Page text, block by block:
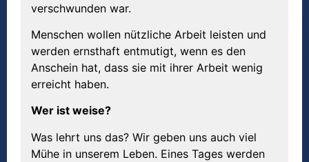
verschwunden war.
Menschen wollen nützliche Arbeit leisten und
werden ernsthaft entmutigt, wenn es den
Anschein hat, dass sie mit ihrer Arbeit wenig
erreicht haben.
Wer ist weise?
Was lehrt uns das? Wir geben uns auch viel
Mühe in unserem Leben. Eines Tages werden